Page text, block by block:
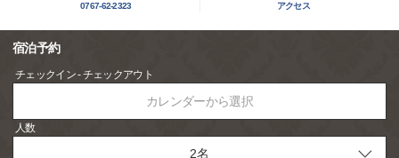
0767-62-2323 アクセス
宿泊予約
チェックイン - チェックアウト
カレンダーから選択
人数